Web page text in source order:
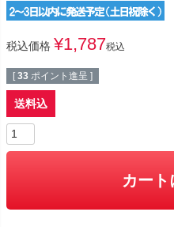
税込価格 ¥1,787税込
[ 33 ポイント進呈 ]
送料込
カート